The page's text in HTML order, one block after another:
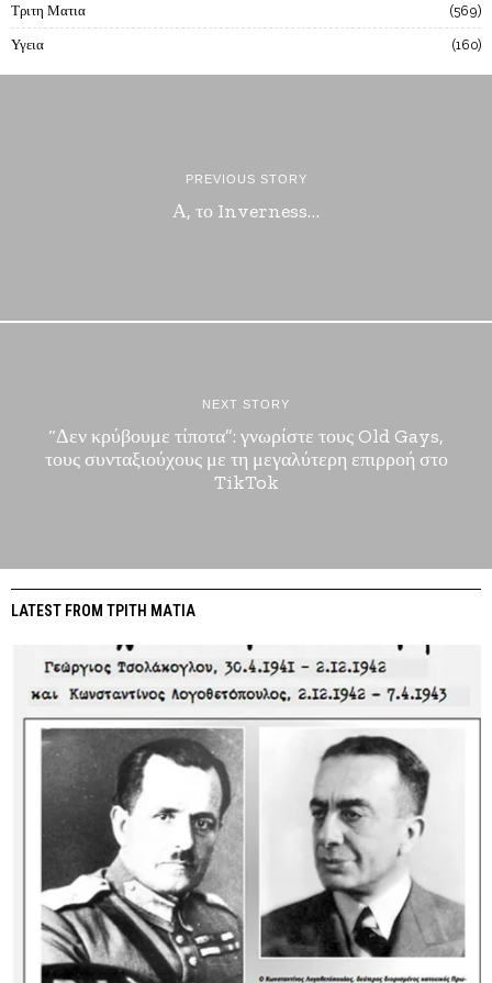
Τριτη Ματια 569
Υγεια 160
PREVIOUS STORY
Α, το Inverness…
NEXT STORY
“Δεν κρύβουμε τίποτα”: γνωρίστε τους Old Gays,
τους συνταξιούχους με τη μεγαλύτερη επιρροή στο
TikTok
LATEST FROM ΤΡΙΤΗ ΜΑΤΙΑ